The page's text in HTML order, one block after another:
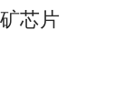
芯片